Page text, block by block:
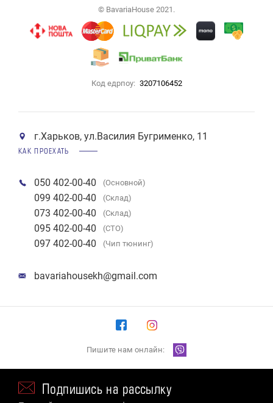
© BavariaHouse 2021.
Код едрпоу: 3207106452
г.Харьков, ул.Василия Бугрименко, 11
КАК ПРОЕХАТЬ
050 402-00-40 (Основной)
099 402-00-40 (Склад)
073 402-00-40 (Склад)
095 402-00-40 (СТО)
097 402-00-40 (Чип тюнинг)
bavariahousekh@gmail.com
Пишите нам онлайн:
Подпишись на рассылку